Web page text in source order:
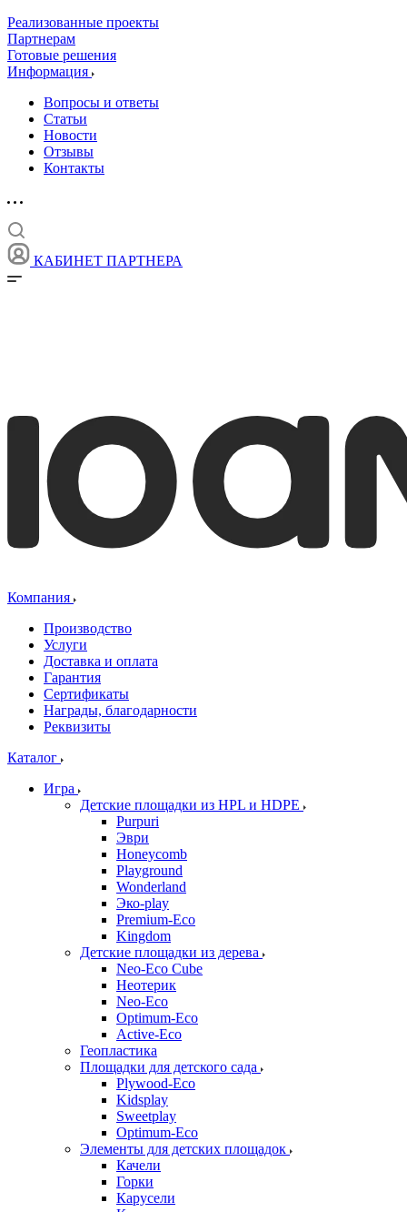
Реализованные проекты
Партнерам
Готовые решения
Информация
Вопросы и ответы
Статьи
Новости
Отзывы
Контакты
КАБИНЕТ ПАРТНЕРА
Компания
Производство
Услуги
Доставка и оплата
Гарантия
Сертификаты
Награды, благодарности
Реквизиты
Каталог
Игра
Детские площадки из HPL и HDPE
Purpuri
Эври
Honeycomb
Playground
Wonderland
Эко-play
Premium-Eco
Kingdom
Детские площадки из дерева
Neo-Eco Cube
Неотерик
Neo-Eco
Оptimum-Еco
Active-Eco
Геопластика
Площадки для детского сада
Plywood-Eco
Kidsplay
Sweetplay
Оptimum-Еco
Элементы для детских площадок
Качели
Горки
Карусели